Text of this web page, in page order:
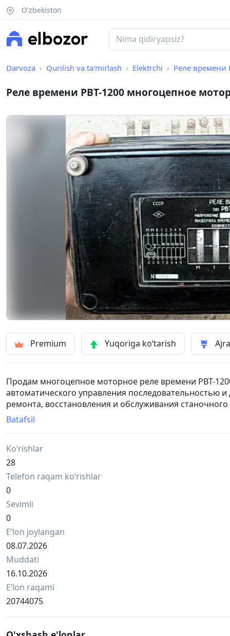
O'zbekiston
Darvoza Qurilish va ta'mirlash Elektrchi Реле времени
Реле времени РВТ-1200 многоцепное
Premium Yuqoriga ko‘tarish
Продам многоцепное моторное реле времени РВТ-
автоматического управления последовательностью
ремонта, восстановления и обслуживания
оборудования советского и постсоветского
Batafsil
Ko‘rishlar
28
Telefon raqam ko‘rishlar
0
Sevimli
0
Eʼlon joylangan
08.07.2026
Muddati
16.10.2026
Eʼlon raqami
20744075